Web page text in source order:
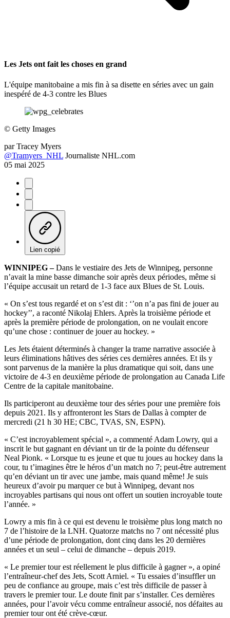
Les Jets ont fait les choses en grand
L'équipe manitobaine a mis fin à sa disette en séries avec un gain
inespéré de 4-3 contre les Blues
© Getty Images
par Tracey Myers
@Tramyers_NHL Journaliste NHL.com
05 mai 2025
Lien copié
WINNIPEG –Dans le vestiaire des Jets de Winnipeg, personne
n’avait la mine basse dimanche soir après deux périodes, même si
l’équipe accusait un retard de 1-3 face aux Blues de St. Louis.
« On s’est tous regardé et on s’est dit : ‘’on n’a pas fini de jouer au
hockey’’, a raconté Nikolaj Ehlers. Après la troisième période et
après la première période de prolongation, on ne voulait encore
qu’une chose : continuer de jouer au hockey. »
Les Jets étaient déterminés à changer la trame narrative associée à
leurs éliminations hâtives des séries ces dernières années. Et ils y
sont parvenus de la manière la plus dramatique qui soit, dans une
victoire de 4-3 en deuxième période de prolongation au Canada Life
Centre de la capitale manitobaine.
Ils participeront au deuxième tour des séries pour une première fois
depuis 2021. Ils y affronteront les Stars de Dallas à compter de
mercredi (21 h 30 HE; CBC, TVAS, SN, ESPN).
« C’est incroyablement spécial », a commenté Adam Lowry, qui a
inscrit le but gagnant en déviant un tir de la pointe du défenseur
Neal Pionk. « Lorsque tu es jeune et que tu joues au hockey dans la
cour, tu t’imagines être le héros d’un match no 7; peut-être autrement
qu’en déviant un tir avec une jambe, mais quand même! Je suis
heureux d’avoir pu marquer ce but à Winnipeg, devant nos
incroyables partisans qui nous ont offert un soutien incroyable toute
l’année. »
Lowry a mis fin à ce qui est devenu le troisième plus long match no
7 de l’histoire de la LNH. Quatorze matchs no 7 ont nécessité plus
d’une période de prolongation, dont cinq dans les 20 dernières
années et un seul – celui de dimanche – depuis 2019.
« Le premier tour est réellement le plus difficile à gagner », a opiné
l’entraîneur-chef des Jets, Scott Arniel. « Tu essaies d’insuffler un
peu de confiance au groupe, mais c’est très difficile de passer à
travers le premier tour. Le doute finit par s’installer. Ces dernières
années, pour l’avoir vécu comme entraîneur associé, nos défaites au
premier tour ont été crève-cœur.